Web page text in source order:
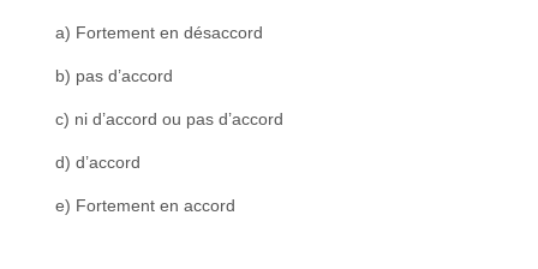
a) Fortement en désaccord
b) pas d’accord
c) ni d’accord ou pas d’accord
d) d’accord
e) Fortement en accord